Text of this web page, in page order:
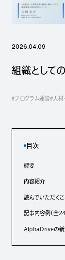
2026.04.09
組織として
#プログラム運営#人材
目次
概要
内容紹介
読んでいただくこ
記事内容例（全24
AlphaDriveの新